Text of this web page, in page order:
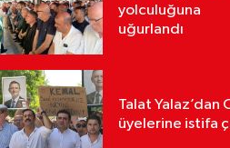
yolculuğuna
uğurlandı
Talat Yalaz’dan
üyelerine istifa